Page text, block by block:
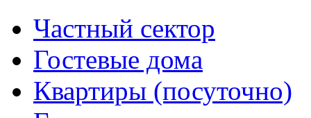
Частный сектор
Гостевые дома
Квартиры (посуточно)